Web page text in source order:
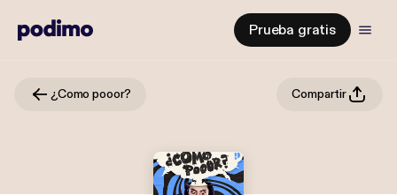
Prueba gratis
¿Como pooor? Compartir